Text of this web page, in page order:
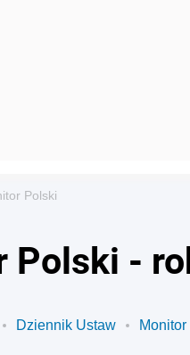
Polski
Polski -
Dziennik Ustaw